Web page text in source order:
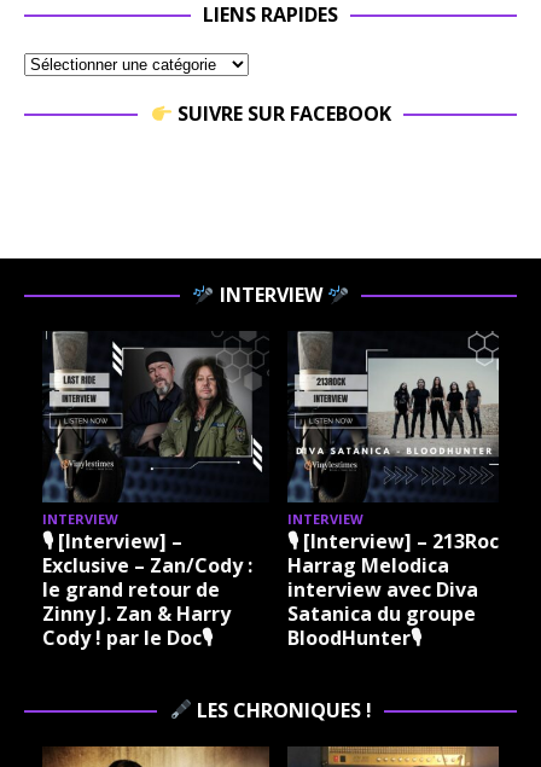
LIENS RAPIDES
SUIVRE SUR FACEBOOK
INTERVIEW
INTERVIEW
🎙 [Interview] –
Exclusive – Zan/Cody :
le grand retour de
Zinny J. Zan & Harry
Cody ! par le Doc🎙
INTERVIEW
🎙 [Interview] – 213Rock
Harrag Melodica
interview avec Diva
Satanica du groupe
BloodHunter🎙
LES CHRONIQUES !